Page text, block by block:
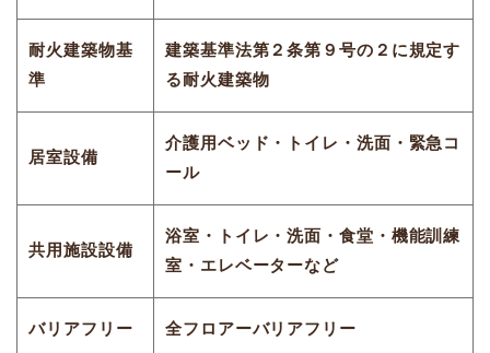
耐火建築物基
準
建築基準法第２条第９号の２に規定す
る耐火建築物
居室設備
介護用ベッド・トイレ・洗面・緊急コ
ール
共用施設設備
浴室・トイレ・洗面・食堂・機能訓練
室・エレベーターなど
バリアフリー 全フロアーバリアフリー